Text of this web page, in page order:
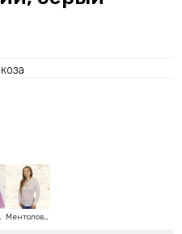
Ментоловый